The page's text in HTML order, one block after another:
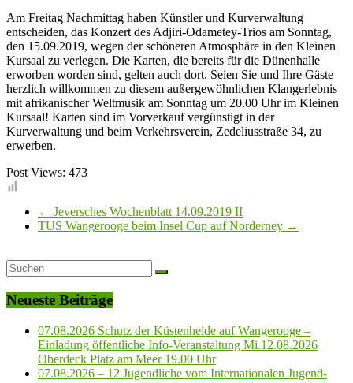
Am Freitag Nachmittag haben Künstler und Kurverwaltung
entscheiden, das Konzert des Adjiri-Odametey-Trios am Sonntag,
den 15.09.2019, wegen der schöneren Atmosphäre in den Kleinen
Kursaal zu verlegen. Die Karten, die bereits für die Dünenhalle
erworben worden sind, gelten auch dort. Seien Sie und Ihre Gäste
herzlich willkommen zu diesem außergewöhnlichen Klangerlebnis
mit afrikanischer Weltmusik am Sonntag um 20.00 Uhr im Kleinen
Kursaal! Karten sind im Vorverkauf vergünstigt in der
Kurverwaltung und beim Verkehrsverein, Zedeliusstraße 34, zu
erwerben.
Post Views: 473
← Jeversches Wochenblatt 14.09.2019 II
TUS Wangerooge beim Insel Cup auf Norderney →
Neueste Beiträge
07.08.2026 Schutz der Küstenheide auf Wangerooge –
Einladung öffentliche Info-Veranstaltung Mi.12.08.2026
Oberdeck Platz am Meer 19.00 Uhr
07.08.2026 – 12 Jugendliche vom Internationalen Jugend-